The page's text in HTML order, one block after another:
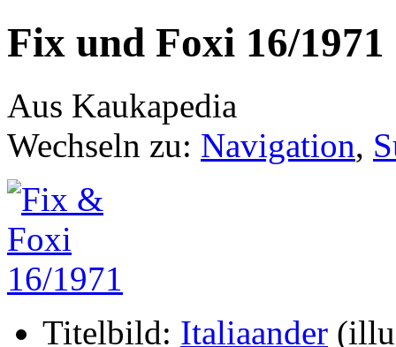
Fix und Foxi 16/1971
Aus Kaukapedia
Wechseln zu: Navigation,
Titelbild: Italiaander